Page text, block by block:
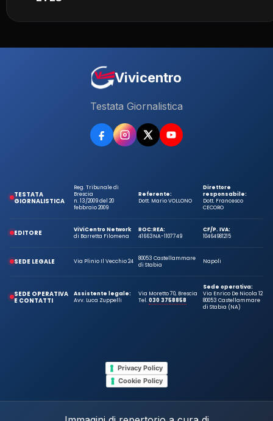
Vivicentro
Testata Giornalistica
TESTATA
GIORNALISTICA
Reg. Tribunale di
Brescia
n. 13/2009 del 20
febbraio 2009
Referente:
Dott. Mario VOLLONO
Direttore
responsabile:
Dott. Francesco
CECORO
EDITORE
ViViCentro Network
di Barretta Filomena
ROC:
41663
REA:
NA-1107749
CF/P. IVA:
10464981215
SEDE LEGALE Via Plinio Il Vecchio 24
80053 Castellammare
di Stabia
Napoli
SEDE OPERATIVA
E CONTATTI
Assistente legale:
Avv. Luca Zuppelli
Via Moretto 70, Brescia
Tel.030 3758858
Sede operativa:
Via Enrico De Nicola 12
80053 Castellammare
di Stabia (NA)
Privacy Policy
Cookie Policy